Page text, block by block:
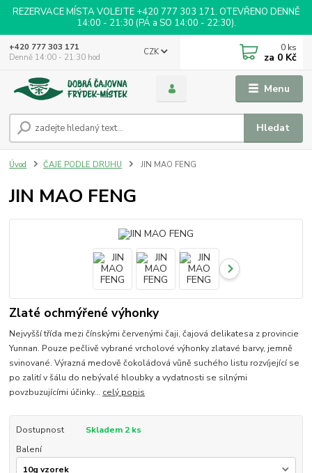
REZERVACE MÍSTA VOLEJTE +420 777 303 171. OTEVŘENO DENNĚ
14:00 - 21:30 (PÁ a SO 14:00 - 22:30).
Menu
CZK
Hledat
+420 777 303 171
Denně 14:00 - 21:30 hod
0 ks
za 0 Kč
Úvod ČAJE PODLE DRUHU JIN MAO FENG
JIN MAO FENG
Zlaté ochmýřené výhonky
Nejvyšší třída mezi čínskými červenými čaji, čajová delikatesa z provincie
Yunnan. Pouze pečlivě vybrané vrcholové výhonky zlatavé barvy, jemně
svinované. Výrazná medově čokoládová vůně suchého listu rozvíjející se
po zalití v šálu do nebývalé hloubky a vydatnosti se silnými
povzbuzujícími účinky... celý popis
Dostupnost
Skladem 2 ks
Balení